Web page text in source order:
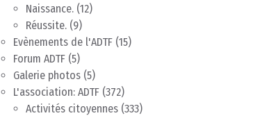
Naissance. (12)
Réussite. (9)
Evènements de l'ADTF (15)
Forum ADTF (5)
Galerie photos (5)
L'association: ADTF (372)
Activités citoyennes (333)